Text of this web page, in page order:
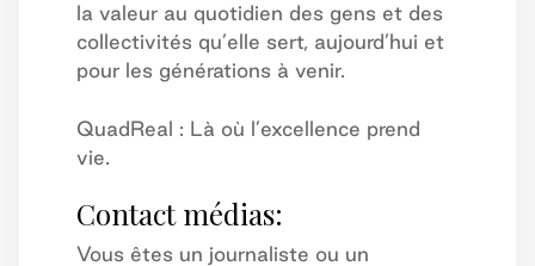
la valeur au quotidien des gens et des
collectivités qu’elle sert, aujourd’hui et
pour les générations à venir.
QuadReal : Là où l’excellence prend
vie.
Contact médias:
Vous êtes un journaliste ou un